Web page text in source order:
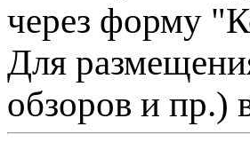
через форму
Для
обзоров и пр.)